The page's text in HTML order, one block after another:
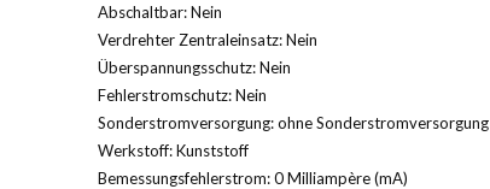
Abschaltbar: Nein
Verdrehter Zentraleinsatz: Nein
Überspannungsschutz: Nein
Fehlerstromschutz: Nein
Sonderstromversorgung: ohne Sonderstromversorgung
Werkstoff: Kunststoff
Bemessungsfehlerstrom: 0 Milliampère (mA)